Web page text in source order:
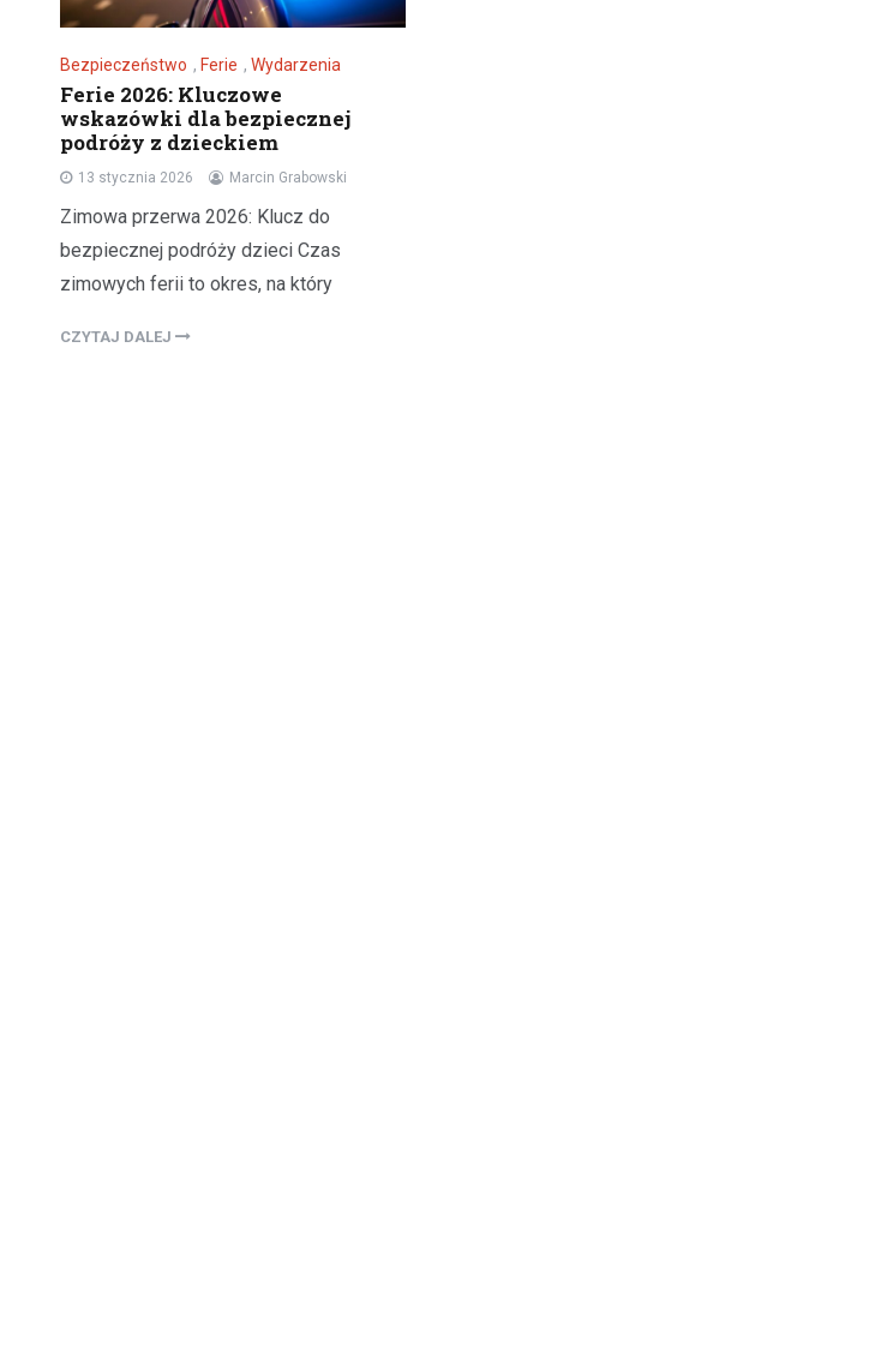
Bezpieczeństwo , Ferie , Wydarzenia
Ferie 2026: Kluczowe
wskazówki dla bezpiecznej
podróży z dzieckiem
13 stycznia 2026 Marcin Grabowski
Zimowa przerwa 2026: Klucz do
bezpiecznej podróży dzieci Czas
zimowych ferii to okres, na który
CZYTAJ DALEJ